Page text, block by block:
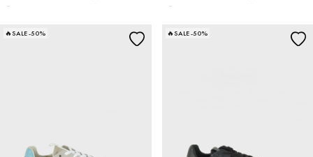
🔥SALE -50% 🔥SALE -50%